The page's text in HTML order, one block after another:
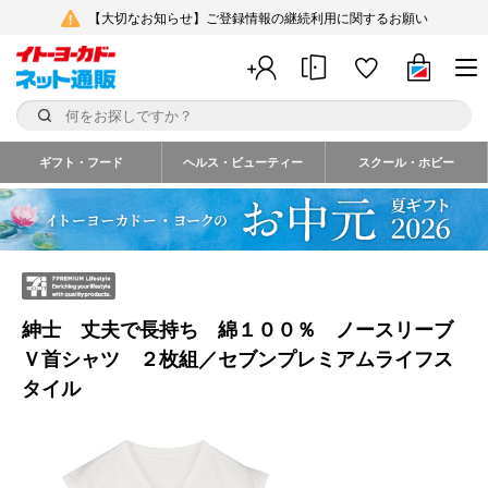
【大切なお知らせ】ご登録情報の継続利用に関するお願い
ギフト・フード ヘルス・ビューティー スクール・ホビー
紳士 丈夫で長持ち 綿１００％ ノースリーブ
Ｖ首シャツ ２枚組／セブンプレミアムライフス
タイル